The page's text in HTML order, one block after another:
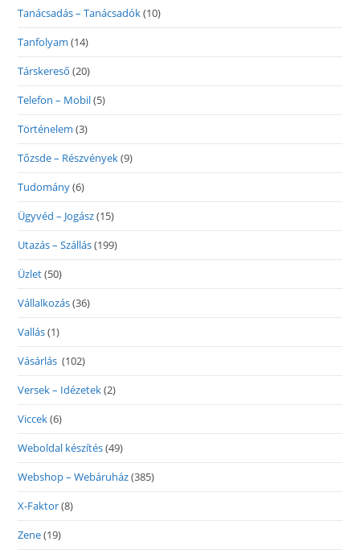
Tanácsadás – Tanácsadók(10)
Tanfolyam (14)
Társkereső (20)
Telefon – Mobil(5)
Történelem (3)
Tőzsde – Részvények(9)
Tudomány(6)
Ügyvéd – Jogász(15)
Utazás – Szállás(199)
Üzlet(50)
Vállalkozás(36)
Vallás(1)
Vásárlás (102)
Versek – Idézetek(2)
Viccek(6)
Weboldal készítés(49)
Webshop – Webáruház(385)
X-Faktor(8)
Zene(19)